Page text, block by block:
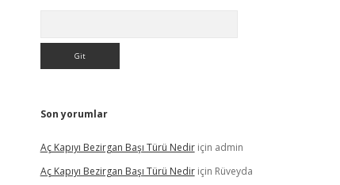
Son yorumlar
Aç Kapıyı Bezirgan Başı Türü Nediriçin admin
Aç Kapıyı Bezirgan Başı Türü Nediriçin Rüveyda